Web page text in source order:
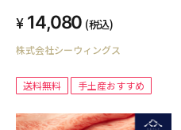
フト プレゼントにも最適】
14,080 (税込)
株式会社シーウィングス
送料無料 手土産おすすめ